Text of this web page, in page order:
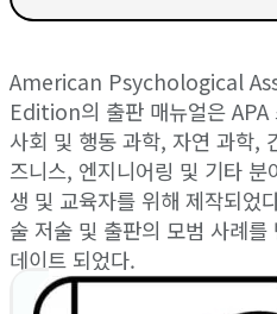
American Psychological
Edition의 출판 매뉴얼은 APA
사회 및 행동 과학, 자연 과학,
즈니스, 엔지니어링 및 기타
생 및 교육자를 위해 제작되었
술 저술 및 출판의 모범 사례
데이트 되었다.